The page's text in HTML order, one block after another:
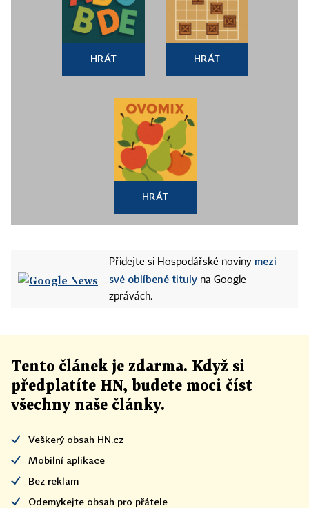
HRÁT HRÁT
HRÁT
Přidejte si Hospodářské noviny mezi
své oblíbené tituly na Google
zprávách.
Tento článek je zdarma. Když si
předplatíte HN, budete moci číst
všechny naše články.
Veškerý obsah HN.cz
Mobilní aplikace
Bez reklam
Odemykejte obsah pro přátele